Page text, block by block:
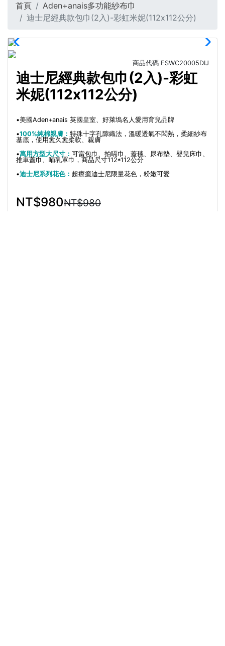
首頁
Aden+anais多功能紗布巾
迪士尼經典款包巾(2入)-彩虹米妮(112x112公分)
商品代碼 ESWC20005DIJ
迪士尼經典款包巾(2入)-彩虹
米妮(112x112公分)
•美國Aden+anais 英國皇室、好萊塢名人愛用育兒品牌
•100%純棉親膚： 特殊十字孔隙織法，溫暖透氣不悶熱，柔細紗布
基底，使用愈久愈柔軟、親膚
•萬用方型大尺寸： 可當包巾、拍嗝巾、蓋毯、尿布墊、嬰兒床巾、
推車蓋巾、哺乳罩巾，商品尺寸112*112公分
•迪士尼系列花色： 超療癒迪士尼限量花色，粉嫩可愛
NT$980NT$980